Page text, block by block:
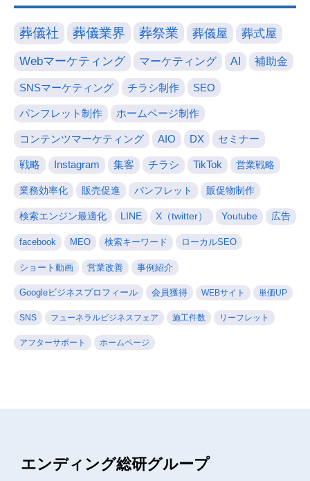
葬儀社 葬儀業界 葬祭業 葬儀屋 葬式屋
Webマーケティング マーケティング AI 補助金
SNSマーケティング チラシ制作 SEO
パンフレット制作 ホームページ制作
コンテンツマーケティング AIO DX セミナー
戦略 Instagram 集客 チラシ TikTok 営業戦略
業務効率化 販売促進 パンフレット 販促物制作
検索エンジン最適化 LINE X（twitter） Youtube 広告
facebook MEO 検索キーワード ローカルSEO
ショート動画 営業改善 事例紹介
Googleビジネスプロフィール 会員獲得 WEBサイト 単価UP
SNS フューネラルビジネスフェア 施工件数 リーフレット
アフターサポート ホームページ
エンディング総研グループ